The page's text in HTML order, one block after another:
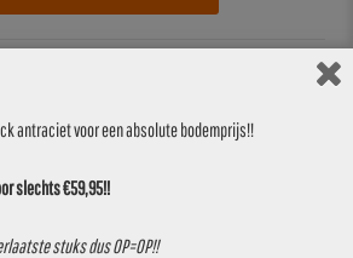
antraciet voor een absolute bodemprijs!!
slechts €59,95!!
stuks dus OP=OP!!